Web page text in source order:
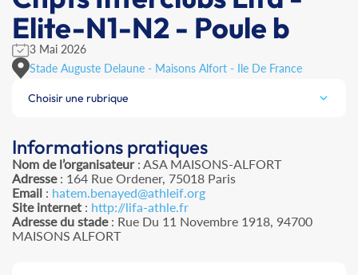
Elite-N1-N2 - Poule b
3 Mai 2026
Stade Auguste Delaune - Maisons Alfort - Ile De France
Choisir une rubrique
Informations pratiques
Nom de l’organisateur: ASA MAISONS-ALFORT
Adresse: 164 Rue Ordener, 75018 Paris
Email : hatem.benayed@athleif.org
Site internet : http://lifa-athle.fr
Adresse du stade: Rue Du 11 Novembre 1918, 94700
MAISONS ALFORT